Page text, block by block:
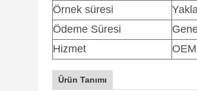
Örnek süresi
Ödeme Süresi
Hizmet
Ürün Tanımı